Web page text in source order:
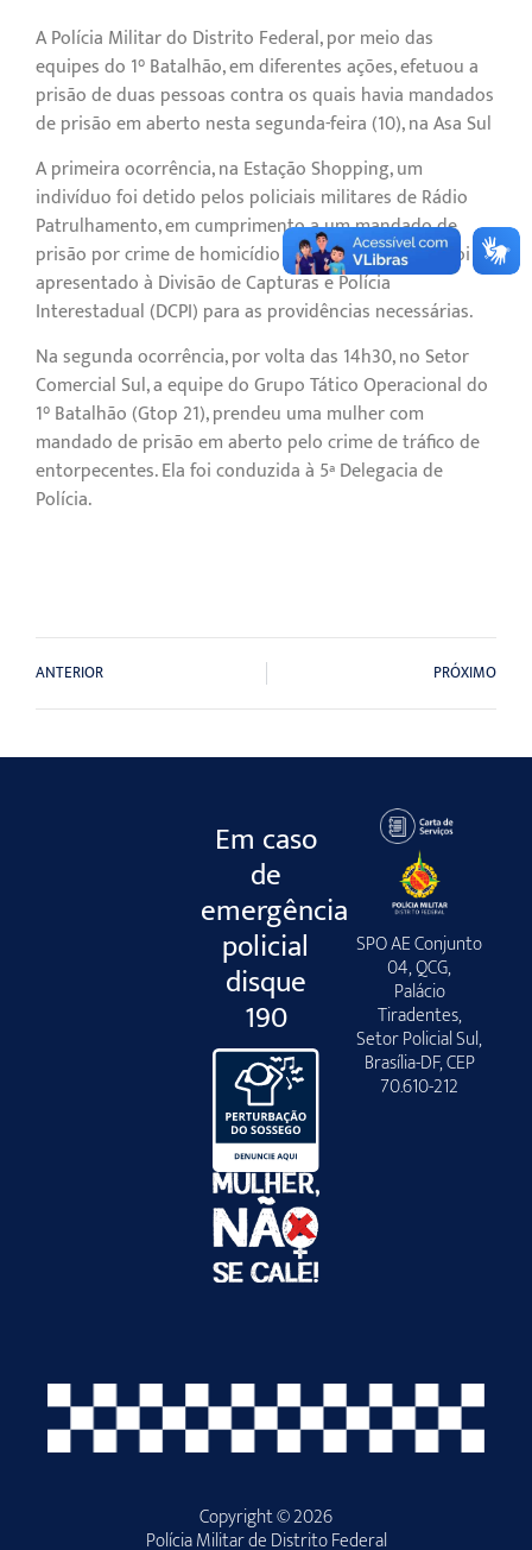
A Polícia Militar do Distrito Federal, por meio das
equipes do 1° Batalhão, em diferentes ações, efetuou a
prisão de duas pessoas contra os quais havia mandados
de prisão em aberto nesta segunda-feira (10), na Asa Sul
A primeira ocorrência, na Estação Shopping, um
indivíduo foi detido pelos policiais militares de Rádio
Patrulhamento, em cumprimento a um mandado de
prisão por crime de homicídio qualificado. O autor foi
apresentado à Divisão de Capturas e Polícia
Interestadual (DCPI) para as providências necessárias.
Na segunda ocorrência, por volta das 14h30, no Setor
Comercial Sul, a equipe do Grupo Tático Operacional do
1° Batalhão (Gtop 21), prendeu uma mulher com
mandado de prisão em aberto pelo crime de tráfico de
entorpecentes. Ela foi conduzida à 5ª Delegacia de
Polícia.
ANTERIOR PRÓXIMO
Em caso
de
emergência
policial
disque
190
SPO AE Conjunto
04, QCG,
Palácio
Tiradentes,
Setor Policial Sul,
Brasília-DF, CEP
70.610-212
Copyright © 2026
Polícia Militar de Distrito Federal